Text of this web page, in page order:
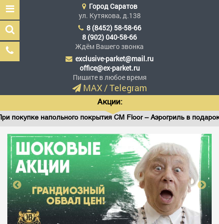
Эксклюзив Паркет
Мы сделали эксклюзив
доступным
ГЛАВНАЯ
АССОРТИМЕНТ
ГородСаратов
ул. Кутякова, д.138
8 (8452) 58-58-66
8 (902) 040-58-66
Ждём Вашего звонка
exclusive-parket@mail.ru
office@ex-parket.ru
Пишите в любое время
MAX/Telegram
Акции:
напольного покрытия CM Floor – Аэрогриль в подарок!